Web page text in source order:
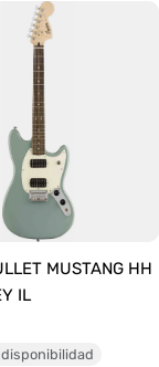
MUSTANG HH
IL